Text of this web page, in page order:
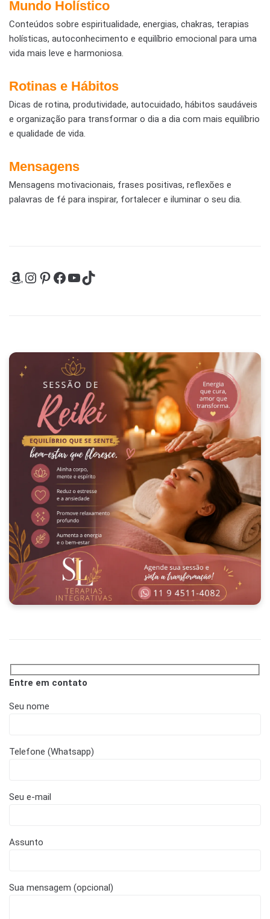
Mundo Holístico
Conteúdos sobre espiritualidade, energias, chakras, terapias
holísticas, autoconhecimento e equilíbrio emocional para uma
vida mais leve e harmoniosa.
Rotinas e Hábitos
Dicas de rotina, produtividade, autocuidado, hábitos saudáveis
e organização para transformar o dia a dia com mais equilíbrio
e qualidade de vida.
Mensagens
Mensagens motivacionais, frases positivas, reflexões e
palavras de fé para inspirar, fortalecer e iluminar o seu dia.
Entre em contato
Seu nome
Telefone (Whatsapp)
Seu e-mail
Assunto
Sua mensagem (opcional)